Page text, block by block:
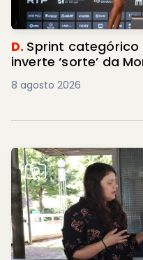
D. Sprint categórico
inverte ‘sorte’ da
8 agosto 2026